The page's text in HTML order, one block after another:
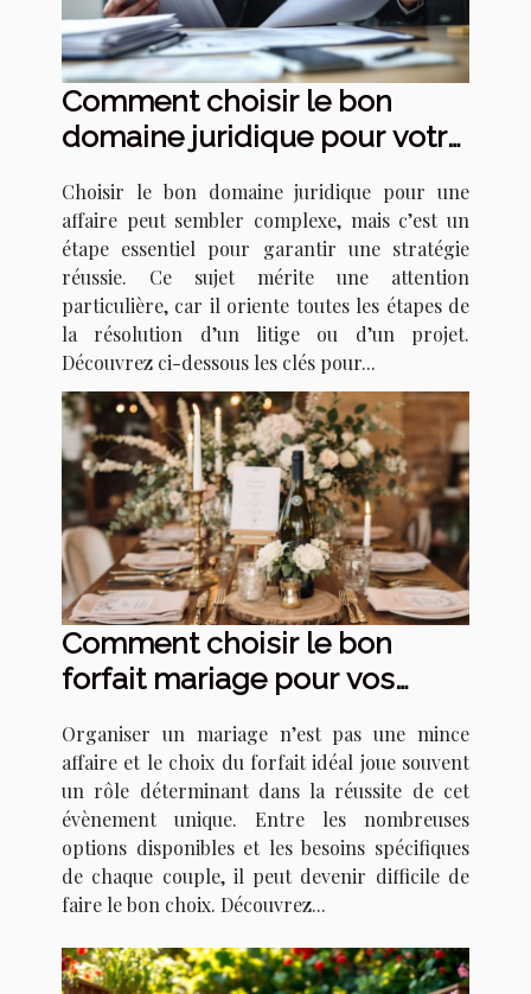
Comment choisir le bon
domaine juridique pour votre
Choisir le bon domaine juridique pour une
affaire peut sembler complexe, mais c’est un
étape essentiel pour garantir une stratégie
réussie. Ce sujet mérite une attention
particulière, car il oriente toutes les étapes de
la résolution d’un litige ou d’un projet.
Découvrez ci-dessous les clés pour...
Comment choisir le bon
forfait mariage pour vos
Organiser un mariage n’est pas une mince
affaire et le choix du forfait idéal joue souvent
un rôle déterminant dans la réussite de cet
évènement unique. Entre les nombreuses
options disponibles et les besoins spécifiques
de chaque couple, il peut devenir difficile de
faire le bon choix. Découvrez...